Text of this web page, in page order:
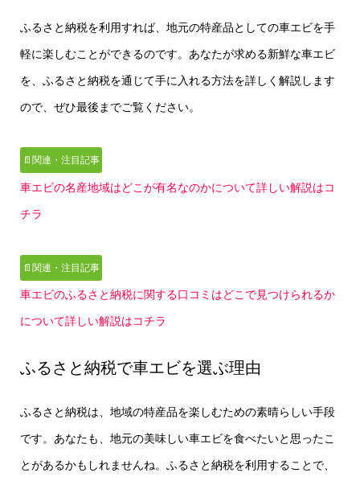
ふるさと納税を利用すれば、地元の特産品としての車エビを手
軽に楽しむことができるのです。あなたが求める新鮮な車エビ
を、ふるさと納税を通じて手に入れる方法を詳しく解説します
ので、ぜひ最後までご覧ください。
📄関連・注目記事
車エビの名産地域はどこが有名なのかについて詳しい解説はコ
チラ
📄関連・注目記事
車エビのふるさと納税に関する口コミはどこで見つけられるか
について詳しい解説はコチラ
ふるさと納税で車エビを選ぶ理由
ふるさと納税は、地域の特産品を楽しむための素晴らしい手段
です。あなたも、地元の美味しい車エビを食べたいと思ったこ
とがあるかもしれませんね。ふるさと納税を利用することで、